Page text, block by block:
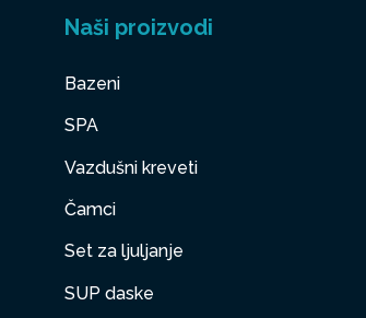
Naši proizvodi
Bazeni
SPA
Vazdušni kreveti
Čamci
Set za ljuljanje
SUP daske